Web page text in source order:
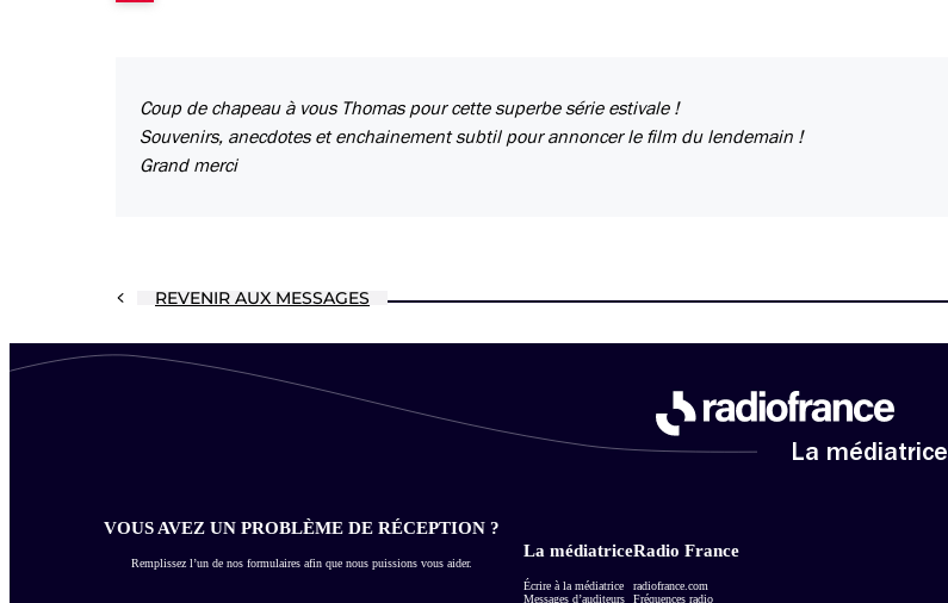
Coup de chapeau à vous Thomas pour cette superbe série estivale !
Souvenirs, anecdotes et enchainement subtil pour annoncer le film du lendemain !
Grand merci
REVENIR AUX MESSAGES
La médiatrice
VOUS AVEZ UN PROBLÈME DE RÉCEPTION ?
Remplissez l’un de nos formulaires afin que nous puissions vous aider.
La médiatrice
Écrire à la médiatrice
Messages d’auditeurs
Radio France
radiofrance.com
Fréquences radio